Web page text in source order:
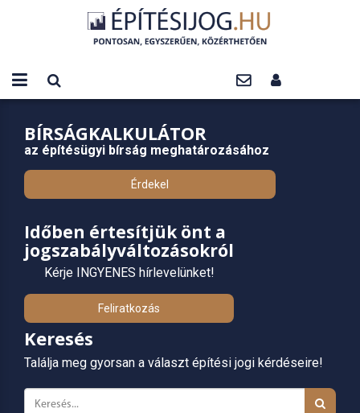
BÍRSÁGKALKULÁTOR
az építésügyi bírság meghatározásához
Érdekel
Időben értesítjük önt a
jogszabályváltozásokról
Kérje INGYENES hírlevelünket!
Feliratkozás
Keresés
Találja meg gyorsan a választ építési jogi kérdéseire!